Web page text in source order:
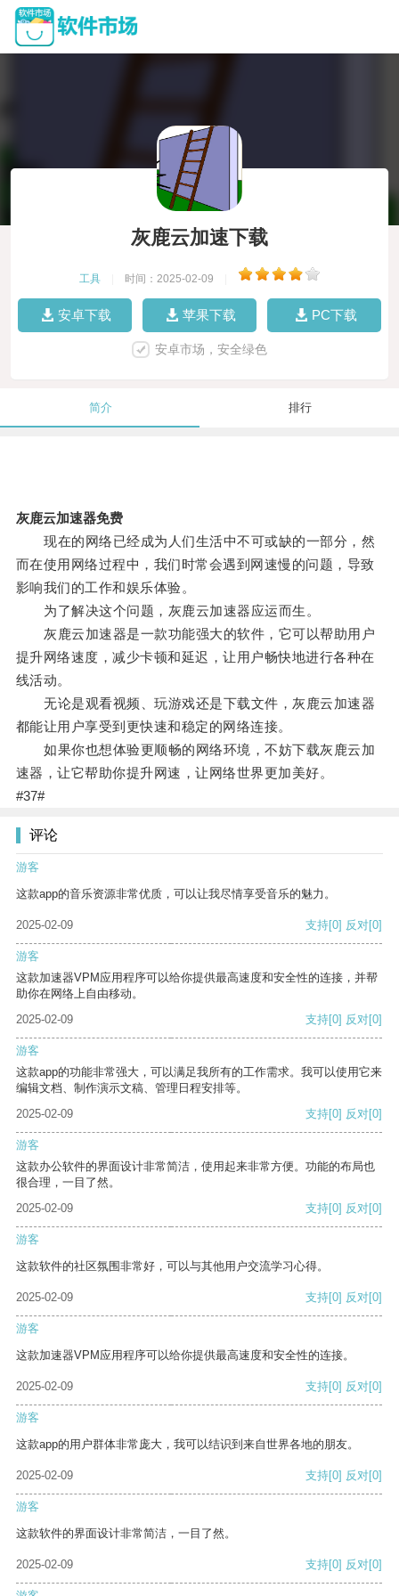
灰鹿云加速下载
工具 时间：2025-02-09
安卓下载 苹果下载 PC下载
安卓市场，安全绿色
简介 排行
灰鹿云加速器免费
现在的网络已经成为人们生活中不可或缺的一部分，然
而在使用网络过程中，我们时常会遇到网速慢的问题，导致
影响我们的工作和娱乐体验。
为了解决这个问题，灰鹿云加速器应运而生。
灰鹿云加速器是一款功能强大的软件，它可以帮助用户
提升网络速度，减少卡顿和延迟，让用户畅快地进行各种在
线活动。
无论是观看视频、玩游戏还是下载文件，灰鹿云加速器
都能让用户享受到更快速和稳定的网络连接。
如果你也想体验更顺畅的网络环境，不妨下载灰鹿云加
速器，让它帮助你提升网速，让网络世界更加美好。
#37#
评论
游客
这款app的音乐资源非常优质，可以让我尽情享受音乐的魅力。
2025-02-09 支持[0] 反对[0]
游客
这款加速器VPM应用程序可以给你提供最高速度和安全性的连接，并帮
助你在网络上自由移动。
2025-02-09
支持[0] 反对[0]
游客
这款app的功能非常强大，可以满足我所有的工作需求。我可以使用它来
编辑文档、制作演示文稿、管理日程安排等。
2025-02-09
支持[0] 反对[0]
游客
这款办公软件的界面设计非常简洁，使用起来非常方便。功能的布局也
很合理，一目了然。
2025-02-09
支持[0] 反对[0]
游客
这款软件的社区氛围非常好，可以与其他用户交流学习心得。
2025-02-09 支持[0] 反对[0]
游客
这款加速器VPM应用程序可以给你提供最高速度和安全性的连接。
2025-02-09 支持[0] 反对[0]
游客
这款app的用户群体非常庞大，我可以结识到来自世界各地的朋友。
2025-02-09 支持[0] 反对[0]
游客
这款软件的界面设计非常简洁，一目了然。
2025-02-09 支持[0] 反对[0]